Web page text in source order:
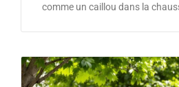
comme un caillou dans la